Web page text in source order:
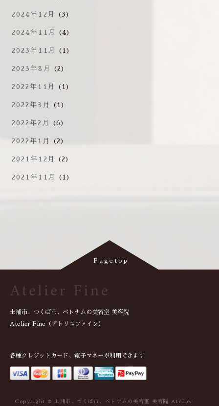
2024年12月 (3)
2024年11月 (4)
2023年11月 (1)
2023年8月 (2)
2022年11月 (1)
2022年3月 (1)
2022年2月 (6)
2022年1月 (2)
2021年12月 (2)
2021年11月 (1)
土浦市、つくば市、ベトナムの美容室 美容院
Atelier Fine（アトリエファイン）
各種クレジットカード、電子マネーが利用できます
Copyright © 土浦市、つくば市、ベトナムの美容室 美容院 Atelier